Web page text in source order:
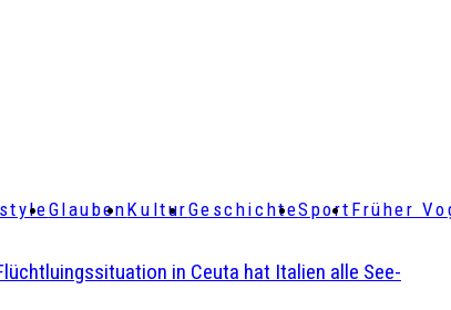
GlaubenKulturGeschichteSport Früher
in Ceuta hat Italien alle See-